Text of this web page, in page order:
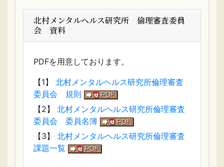
北村メンタルヘルス研究所 倫理審査委員
会 資料
PDFを用意しております。
【1】 北村メンタルヘルス研究所倫理審査
委員会 規則
【2】 北村メンタルヘルス研究所倫理審査
委員会 委員名簿
【3】 北村メンタルヘルス研究所倫理審査
課題一覧